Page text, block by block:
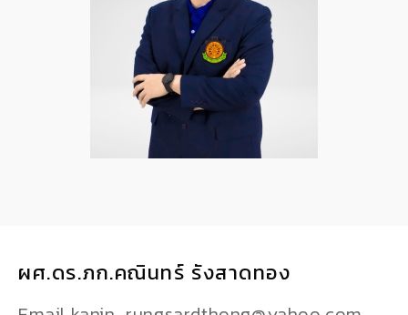
ผศ.ดร.ภก.คณินทร์ รังสาดทอง